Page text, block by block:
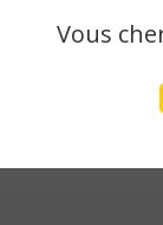
Vous